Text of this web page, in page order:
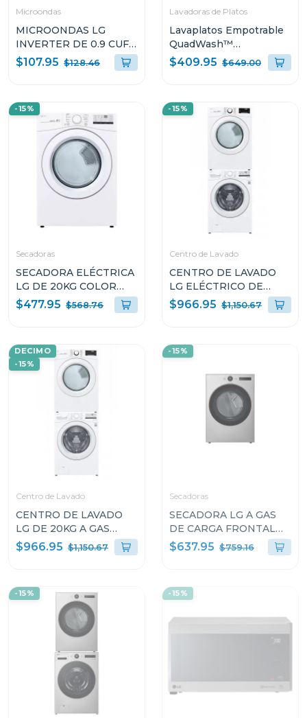
Microondas
MICROONDAS LG
INVERTER DE 0.9 CUFT
NEOCHEF MS0936GIS
$107.95 $128.46
Lavadoras de Platos
Lavaplatos Empotrable
QuadWash™
LDFN3432T
$409.95 $649.00
-15%
Secadoras
SECADORA ELÉCTRICA
LG DE 20KG COLOR
BLANCO THINQ
DF20WV2EW
$477.95 $568.76
-15%
Centro de Lavado
CENTRO DE LAVADO
LG ELÉCTRICO DE
20KG WM20/DF20
$966.95 $1,150.67
DECIMO
-15%
Centro de Lavado
CENTRO DE LAVADO
LG DE 20KG A GAS
COLOR BLANCO
WM20/DF20
$966.95 $1,150.67
-15%
Secadoras
SECADORA LG A GAS
DE CARGA FRONTAL
22KG COLOR GRIS
THINQ DF74VFXS6
$637.95 $759.16
-15% -15%